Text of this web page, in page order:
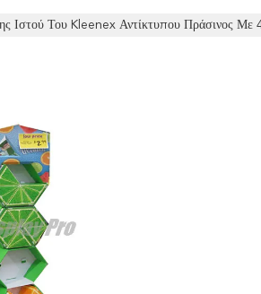
Ιστού Του Kleenex Αντίκτυπου Πράσινος